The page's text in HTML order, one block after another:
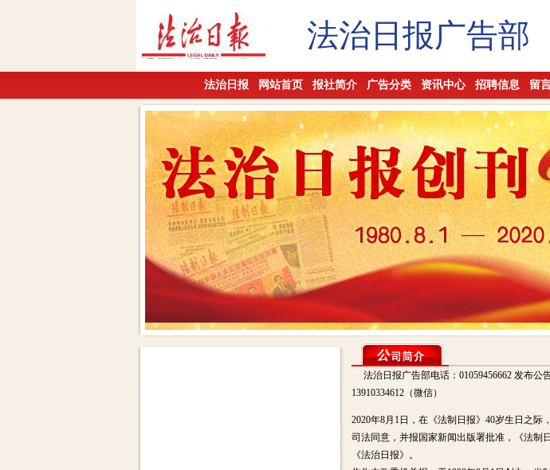
法治日报广告部
法治日报 网站首页 报社简介 广告分类 资讯中心 招聘信息 留
法治日报广告部电话：01059456662 发布公
13910334612（微信）
2020年8月1日，在《法制日报》40岁生日之际
司法同意，并报国家新闻出版署批准，《法制
《法治日报》。